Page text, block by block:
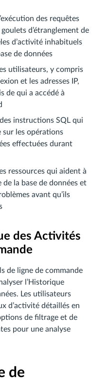
des requêtes
d’étranglement de
d’activité inhabituels
de données
utilisateurs, y compris
et les adresses IP,
de qui a accédé à
instructions SQL qui
les opérations
effectuées durant
ressources qui aident à
la base de données et
avant qu’ils
des Activités
de ligne de commande
l’Historique
Les utilisateurs
d’activité détaillés en
de filtrage et de
pour une analyse
de